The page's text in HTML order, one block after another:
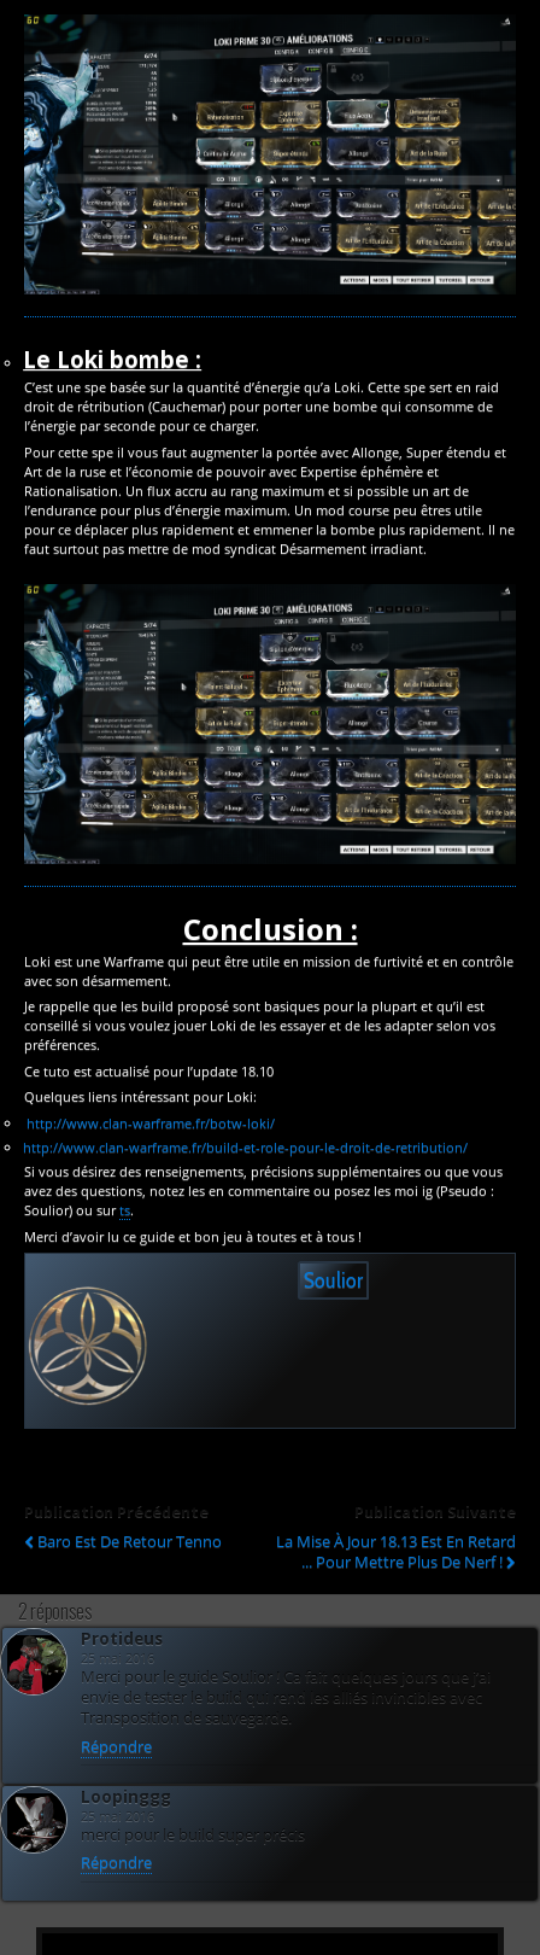
Le Loki bombe :
C’est une spe basée sur la quantité d’énergie qu’a Loki. Cette spe sert en raid
droit de rétribution (Cauchemar) pour porter une bombe qui consomme de
l’énergie par seconde pour ce charger.
Pour cette spe il vous faut augmenter la portée avec Allonge, Super étendu et
Art de la ruse et l’économie de pouvoir avec Expertise éphémère et
Rationalisation. Un flux accru au rang maximum et si possible un art de
l’endurance pour plus d’énergie maximum. Un mod course peu êtres utile
pour ce déplacer plus rapidement et emmener la bombe plus rapidement. Il ne
faut surtout pas mettre de mod syndicat Désarmement irradiant.
Conclusion :
Loki est une Warframe qui peut être utile en mission de furtivité et en contrôle
avec son désarmement.
Je rappelle que les build proposé sont basiques pour la plupart et qu’il est
conseillé si vous voulez jouer Loki de les essayer et de les adapter selon vos
préférences.
Ce tuto est actualisé pour l’update 18.10
Quelques liens intéressant pour Loki:
http://www.clan-warframe.fr/botw-loki/
http://www.clan-warframe.fr/build-et-role-pour-le-droit-de-retribution/
Si vous désirez des renseignements, précisions supplémentaires ou que vous
avez des questions, notez les en commentaire ou posez les moi ig (Pseudo :
Soulior) ou surts.
Merci d’avoir lu ce guide et bon jeu à toutes et à tous !
Soulior
Publication Précédente
Baro Est De Retour Tenno
Publication Suivante
La Mise À Jour 18.13 Est En Retard
... Pour Mettre Plus De Nerf !
2 réponses
Protideus
25 mai 2016
Merci pour le guide Soulior ! Ca fait quelques jours que j’ai
envie de tester le build qui rend les alliés invincibles avec
Transposition de sauvegarde.
Répondre
Loopinggg
25 mai 2016
merci pour le build super précis
Répondre